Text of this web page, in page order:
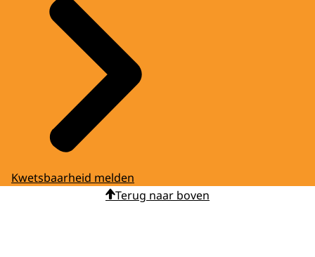
Kwetsbaarheid melden
Terug naar boven